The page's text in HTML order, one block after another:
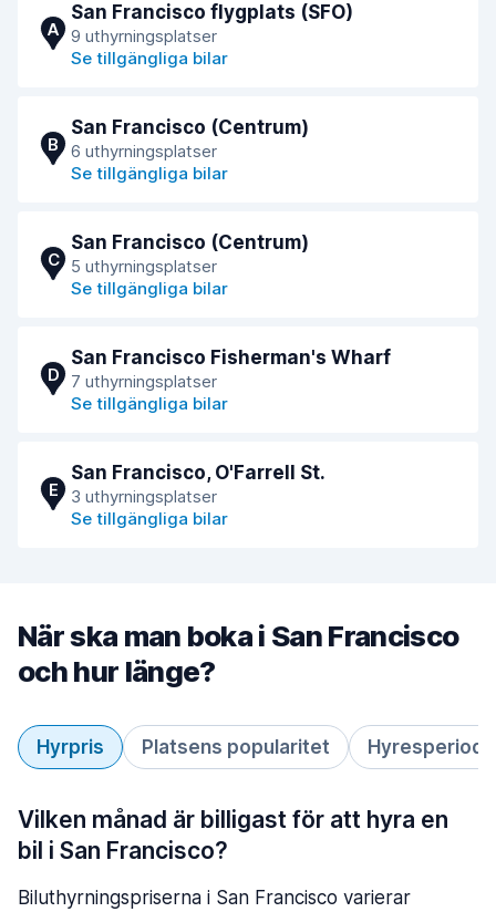
A
San Francisco flygplats (SFO)
9 uthyrningsplatser
Se tillgängliga bilar
B
San Francisco (Centrum)
6 uthyrningsplatser
Se tillgängliga bilar
C
San Francisco (Centrum)
5 uthyrningsplatser
Se tillgängliga bilar
D
San Francisco Fisherman's Wharf
7 uthyrningsplatser
Se tillgängliga bilar
E
San Francisco, O'Farrell St.
3 uthyrningsplatser
Se tillgängliga bilar
När ska man boka i San Francisco
och hur länge?
Hyrpris Platsens popularitet Hyresperiod
Vilken månad är billigast för att hyra en
bil i San Francisco?
Biluthyrningspriserna i San Francisco varierar